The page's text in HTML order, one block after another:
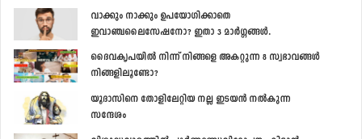
വാക്കും നാക്കും ഉപയോഗിക്കാതെ
ഇവാഞ്ചലൈസേഷനോ? ഇതാ 3 മാര്‍ഗ്ഗങ്ങള്‍.
ദൈവകൃപയില്‍ നിന്ന് നിങ്ങളെ അകറ്റുന്ന 8 സ്വഭാവങ്ങള്‍
നിങ്ങളിലൂണ്ടോ?
യൂദാസിനെ തോളിലേറ്റിയ നല്ല ഇടയന്‍ നല്‍കുന്ന
സന്ദേശം